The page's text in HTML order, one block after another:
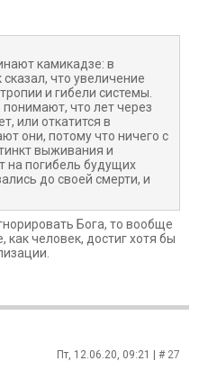
камикадзе: в
что увеличение
и гибели системы.
что лет через
или откатится в
они, потому что ничего с
выживания и
на погибель будущих
до своей смерти, и
Бога, то вообще
как человек, достиг хотя бы
Пт, 12.06.20, 09:21 | # 27